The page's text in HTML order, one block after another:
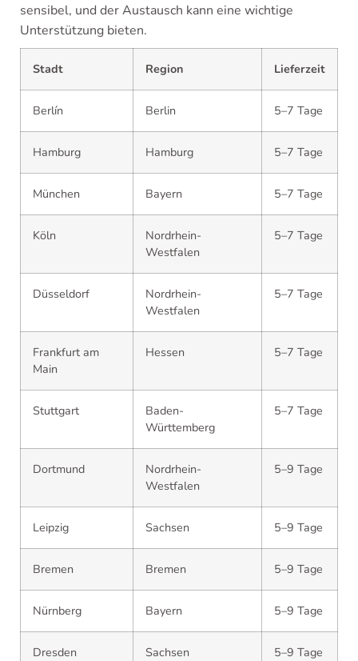
sensibel, und der Austausch kann eine wichtige
Unterstützung bieten.
Stadt Region Lieferzeit
Berlín Berlin 5–7 Tage
Hamburg Hamburg 5–7 Tage
München Bayern 5–7 Tage
Köln
Nordrhein-
Westfalen
5–7 Tage
Düsseldorf
Nordrhein-
Westfalen
5–7 Tage
Frankfurt am
Main
Hessen 5–7 Tage
Stuttgart
Baden-
Württemberg
5–7 Tage
Dortmund
Nordrhein-
Westfalen
5–9 Tage
Leipzig Sachsen 5–9 Tage
Bremen Bremen 5–9 Tage
Nürnberg Bayern 5–9 Tage
Dresden Sachsen 5–9 Tage